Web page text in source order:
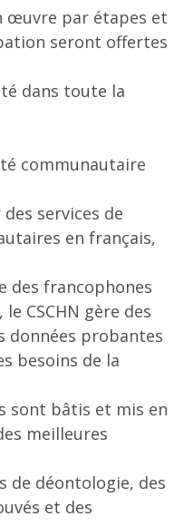
œuvre par étapes et
seront offertes
dans toute la
communautaire
services de
en français,
des francophones
CSCHN gère des
données probantes
besoins de la
sont bâtis et mis en
meilleures
de déontologie, des
et des